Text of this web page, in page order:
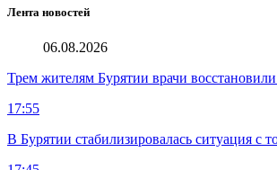
Лента новостей
06.08.2026
Трем жителям Бурятии врачи
17:55
В Бурятии стабилизировалась ситуация с